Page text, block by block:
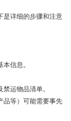
是详细的步骤和注意
信息。
运物品清单。
品等）可能需要事先